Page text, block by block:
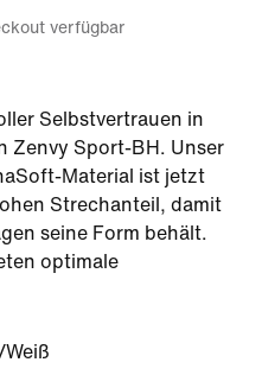
verfügbar
Selbstvertrauen in
Zenvy Sport-BH. Unser
Material ist jetzt
Strechanteil, damit
seine Form behält.
optimale